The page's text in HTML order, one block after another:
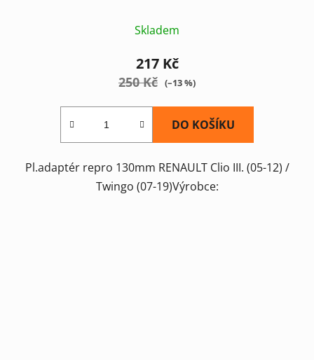
Skladem
217 Kč
250 Kč (–13 %)
DO KOŠÍKU
Pl.adaptér repro 130mm RENAULT Clio III. (05-12) /
Twingo (07-19)Výrobce: